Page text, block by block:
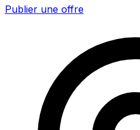
Publier une offre